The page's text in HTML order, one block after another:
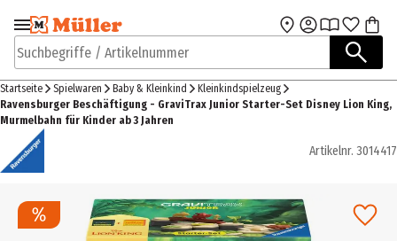
Zur Navigation
springen
Zum Hauptinhalt
Suchbegriffe / Artikelnummer
Startseite Spielwaren Baby & Kleinkind
Kleinkindspielzeug
Ravensburger Beschäftigung - GraviTrax Junior Starter-Set Disney Lion King,
Murmelbahn für Kinder ab 3 Jahren
Artikelnr. 3014417